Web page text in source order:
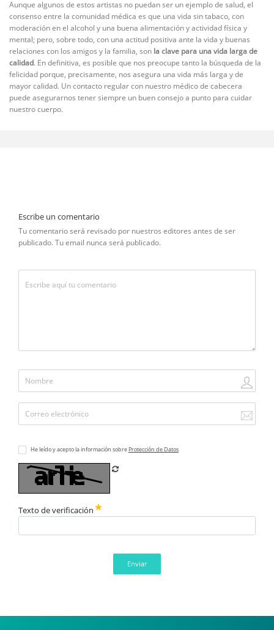
Aunque algunos de estos artistas no puedan ser un ejemplo de salud, el
consenso entre la comunidad médica es que una vida sin tabaco, con
moderación en el alcohol y una buena alimentación y actividad física y
mental; pero, sobre todo, con una actitud positiva ante la vida y buenas
relaciones con los amigos y la familia, son la clave para una vida larga de
calidad. En definitiva, es posible que nos preocupe tanto la búsqueda de la
felicidad porque, precisamente, nos asegura una vida más larga y de
mayor calidad. Un contacto regular con nuestro médico de cabecera
puede asegurarnos tener siempre un buen consejo a punto para cuidar
nuestro cuerpo.
Escribe un comentario
Tu comentario será revisado por nuestros editores antes de ser
publicado. Tu email nunca será publicado.
He leído y acepto la información sobre Protección de Datos
Texto de verificación
Enviar